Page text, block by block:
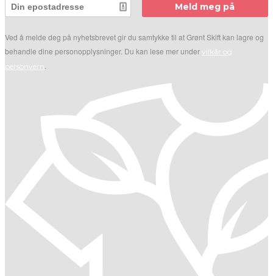
Meld meg på
Ved å melde deg på nyhetsbrevet gir du samtykke til at Grønt Skift kan lagre og
behandle dine personopplysninger. Du kan lese mer under vilkår og
personvern